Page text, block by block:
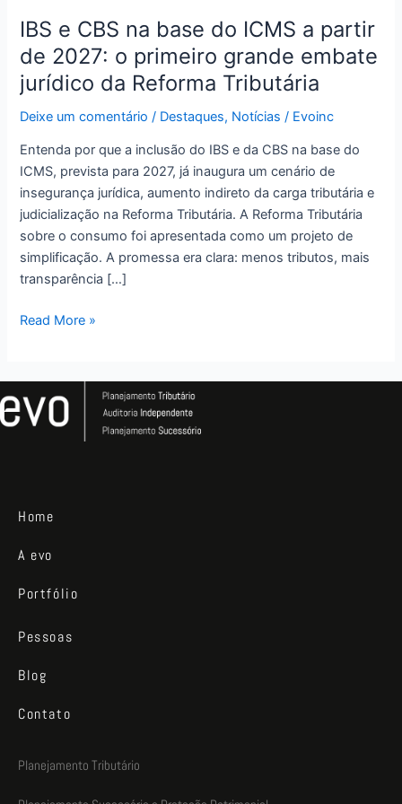
IBS e CBS na base do ICMS a partir
de 2027: o primeiro grande embate
jurídico da Reforma Tributária
Deixe um comentário / Destaques, Notícias / Evoinc
Entenda por que a inclusão do IBS e da CBS na base do
ICMS, prevista para 2027, já inaugura um cenário de
insegurança jurídica, aumento indireto da carga tributária e
judicialização na Reforma Tributária. A Reforma Tributária
sobre o consumo foi apresentada como um projeto de
simplificação. A promessa era clara: menos tributos, mais
transparência […]
primeiro
grande
embate
jurídico
da
Tributária
Read More »
Home
A evo
Portfólio
Pessoas
Blog
Contato
Planejamento Tributário